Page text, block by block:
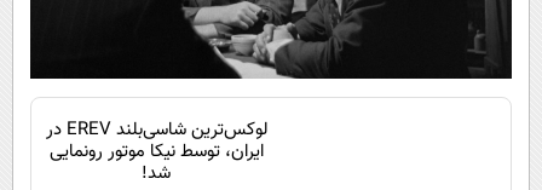
لوکس‌ترین شاسی‌بلند EREV در
ایران، توسط نیکا موتور رونمایی
شد!